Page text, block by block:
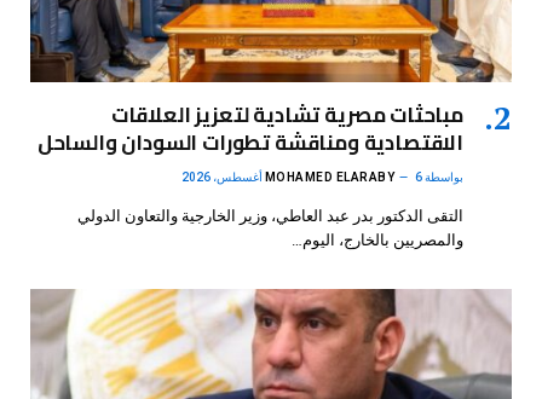
مباحثات مصرية تشادية لتعزيز العلاقات
الاقتصادية ومناقشة تطورات السودان والساحل
بواسطة MOHAMED ELARABY 6 أغسطس، 2026
التقى الدكتور بدر عبد العاطي، وزير الخارجية والتعاون الدولي
والمصريين بالخارج، اليوم…